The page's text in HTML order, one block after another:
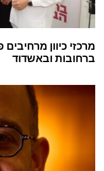
מרכזי כיוון
ברחובות ובאשדוד